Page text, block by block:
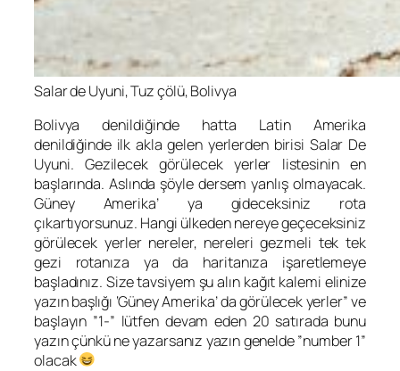
Salar de Uyuni, Tuz çölü, Bolivya
Bolivya denildiğinde hatta Latin Amerika
denildiğinde ilk akla gelen yerlerden birisi Salar De
Uyuni. Gezilecek görülecek yerler listesinin en
başlarında. Aslında şöyle dersem yanlış olmayacak.
Güney Amerika’ ya gideceksiniz rota
çıkartıyorsunuz. Hangi ülkeden nereye geçeceksiniz
görülecek yerler nereler, nereleri gezmeli tek tek
gezi rotanıza ya da haritanıza işaretlemeye
başladınız. Size tavsiyem şu alın kağıt kalemi elinize
yazın başlığı ‘Güney Amerika’ da görülecek yerler” ve
başlayın ”1-” lütfen devam eden 20 satırada bunu
yazın çünkü ne yazarsanız yazın genelde ”number 1”
olacak